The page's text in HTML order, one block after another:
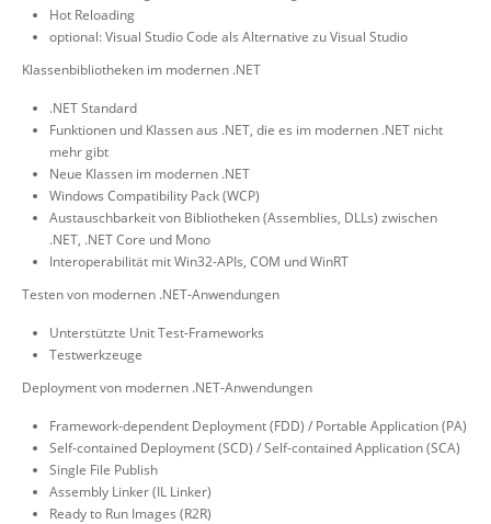
Hot Reloading
optional: Visual Studio Code als Alternative zu Visual Studio
Klassenbibliotheken im modernen .NET
.NET Standard
Funktionen und Klassen aus .NET, die es im modernen .NET nicht
mehr gibt
Neue Klassen im modernen .NET
Windows Compatibility Pack (WCP)
Austauschbarkeit von Bibliotheken (Assemblies, DLLs) zwischen
.NET, .NET Core und Mono
Interoperabilität mit Win32-APIs, COM und WinRT
Testen von modernen .NET-Anwendungen
Unterstützte Unit Test-Frameworks
Testwerkzeuge
Deployment von modernen .NET-Anwendungen
Framework-dependent Deployment (FDD) / Portable Application (PA)
Self-contained Deployment (SCD) / Self-contained Application (SCA)
Single File Publish
Assembly Linker (IL Linker)
Ready to Run Images (R2R)